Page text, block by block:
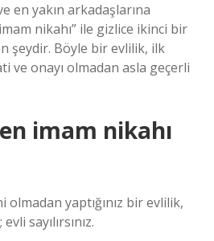
en yakın arkadaşlarına
nikahı” ile gizlice ikinci bir
şeydir. Böyle bir evlilik, ilk
ve onayı olmadan asla geçerli
imam nikahı
yaptığınız bir evlilik,
sayılırsınız.